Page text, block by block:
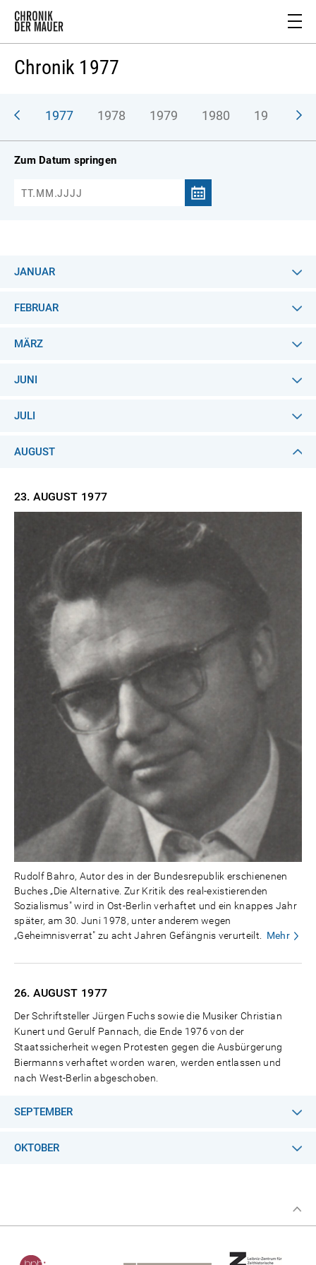
Chronik 1977
1977 1978 1979 1980 1981
Zum Datum springen
JANUAR
FEBRUAR
MÄRZ
JUNI
JULI
AUGUST
23. AUGUST 1977
Rudolf Bahro, Autor des in der Bundesrepublik erschienenen
Buches „Die Alternative. Zur Kritik des real-existierenden
Sozialismus" wird in Ost-Berlin verhaftet und ein knappes Jahr
später, am 30. Juni 1978, unter anderem wegen
„Geheimnisverrat" zu acht Jahren Gefängnis verurteilt.
Mehr
26. AUGUST 1977
Der Schriftsteller Jürgen Fuchs sowie die Musiker Christian
Kunert und Gerulf Pannach, die Ende 1976 von der
Staatssicherheit wegen Protesten gegen die Ausbürgerung
Biermanns verhaftet worden waren, werden entlassen und
nach West-Berlin abgeschoben.
SEPTEMBER
OKTOBER